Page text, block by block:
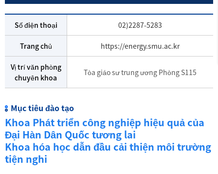
Số điện thoại 02)2287-5283
Trang chủ https://energy.smu.ac.kr
Vị trí văn phòng
chuyên khoa
Tòa giáo sư trung ương Phòng S115
Mục tiêu đào tạo
Khoa Phát triển công nghiệp hiệu quả của
Đại Hàn Dân Quốc tương lai
Khoa hóa học dẫn đầu cải thiện môi trường
tiện nghi